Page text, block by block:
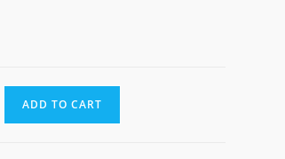
ADD TO CART